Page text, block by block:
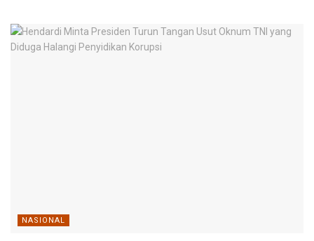
NASIONAL